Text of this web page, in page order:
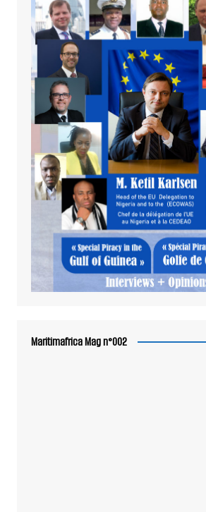
Maritimafrica Mag n°002